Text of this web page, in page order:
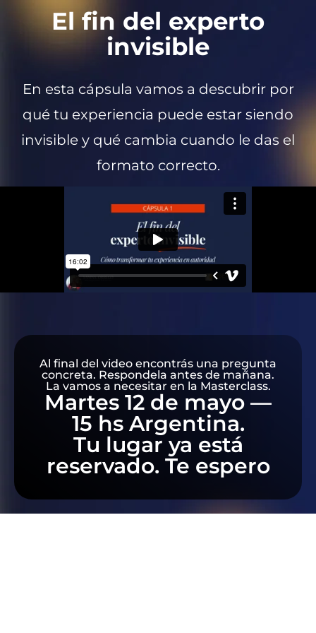
El fin del experto
invisible
En esta cápsula vamos a descubrir por
qué tu experiencia puede estar siendo
invisible y qué cambia cuando le das el
formato correcto.
Al final del video encontrás una pregunta
concreta. Respondela antes de mañana.
La vamos a necesitar en la Masterclass.
Martes 12 de mayo —
15 hs Argentina.
Tu lugar ya está
reservado. Te espero